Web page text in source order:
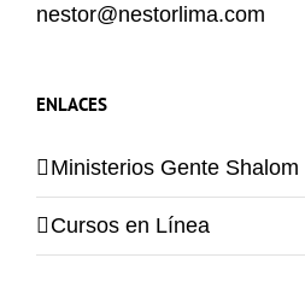
nestor@nestorlima.com
ENLACES
Ministerios Gente Shalom
Cursos en Línea